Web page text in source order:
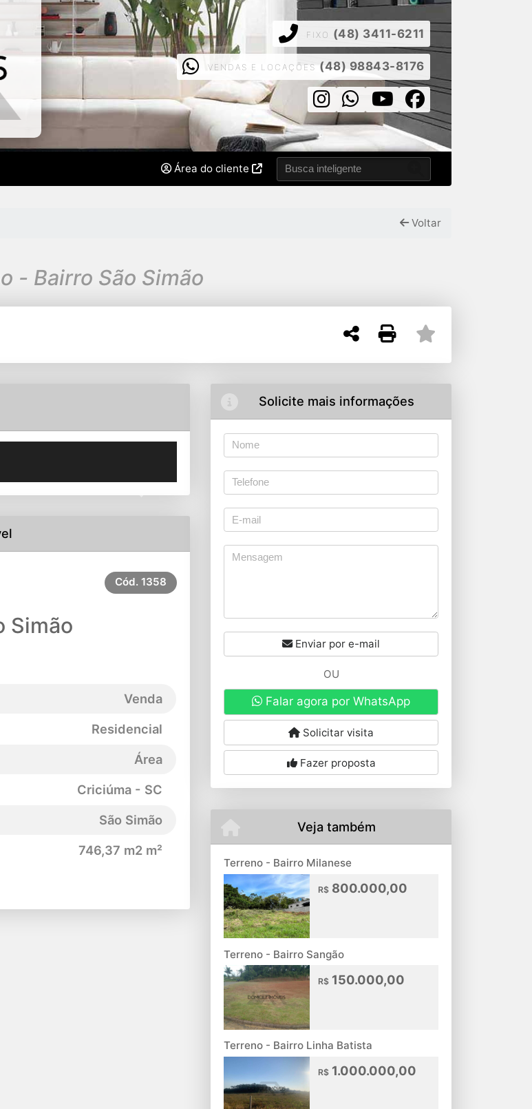
Área do cliente
FIXO (48) 3411-6211
VENDAS E LOCAÇÕES (48) 98843-8176
Voltar
- Bairro São Simão
Cód. 1358
Simão
Venda
Residencial
Área
Criciúma - SC
São Simão
746,37 m2 m²
Solicite mais informações
Enviar por e-mail
OU
Falar agora por WhatsApp
Solicitar visita
Fazer proposta
Veja também
Terreno - Bairro Milanese
R$800.000,00
Terreno - Bairro Sangão
R$150.000,00
Terreno - Bairro Linha Batista
R$1.000.000,00